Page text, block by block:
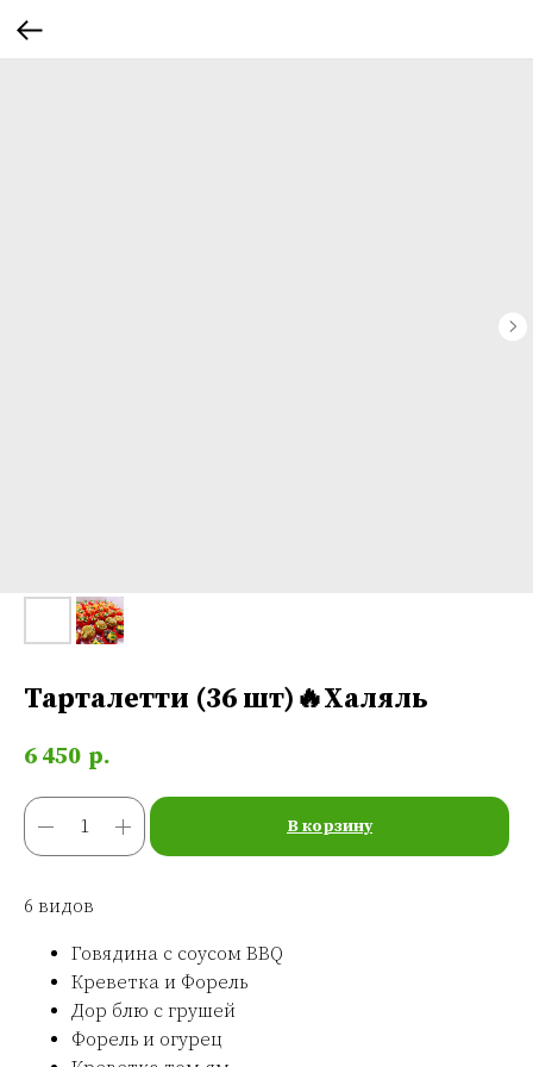
Тарталетти (36 шт)🔥Халяль
6 450 р.
В корзину
6 видов
Говядина с соусом BBQ
Креветка и Форель
Дор блю с грушей
Форель и огурец